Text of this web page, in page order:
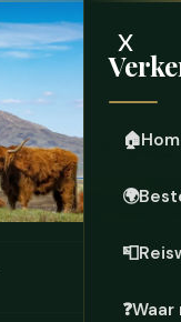
x
🏠
🌍
📮
❓